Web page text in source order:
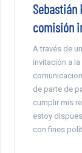
Sebastián
comisión
A través de
invitación a
de parte de
cumplir mis
estoy
con fines